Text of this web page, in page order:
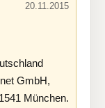
20.11.2015
GmbH,
München.